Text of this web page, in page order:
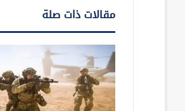
مقالات ذات صلة